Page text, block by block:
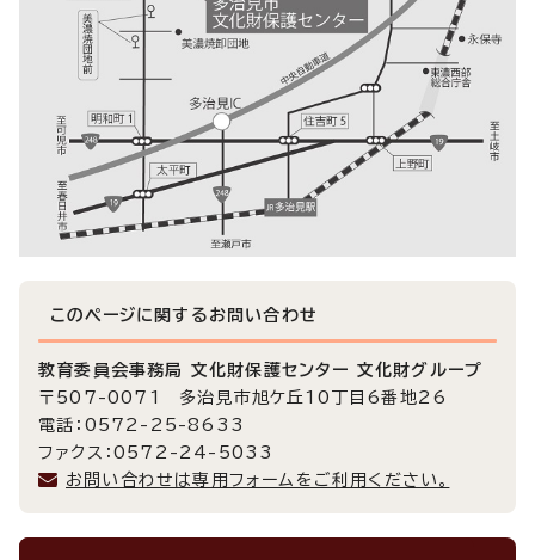
このページに関する お問い合わせ
教育委員会事務局 文化財保護センター 文化財グループ
〒507-0071 多治見市旭ケ丘10丁目6番地26
電話：0572-25-8633
ファクス：0572-24-5033
お問い合わせは専用フォームをご利用ください。